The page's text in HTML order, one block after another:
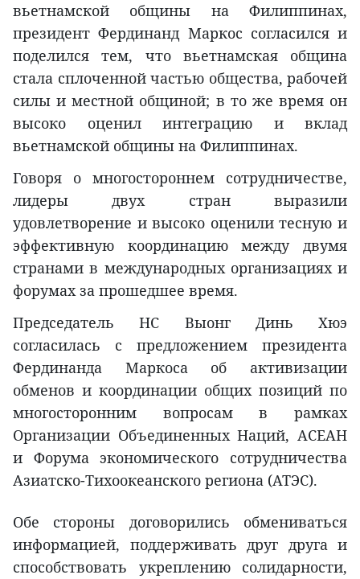
вьетнамской общины на Филиппинах,
президент Фердинанд Маркос согласился и
поделился тем, что вьетнамская община
стала сплоченной частью общества, рабочей
силы и местной общиной; в то же время он
высоко оценил интеграцию и вклад
вьетнамской общины на Филиппинах.
Говоря о многостороннем сотрудничестве,
лидеры двух стран выразили
удовлетворение и высоко оценили тесную и
эффективную координацию между двумя
странами в международных организациях и
форумах за прошедшее время.
Председатель НС Выонг Динь Хюэ
согласилась с предложением президента
Фердинанда Маркоса об активизации
обменов и координации общих позиций по
многосторонним вопросам в рамках
Организации Объединенных Наций, АСЕАН
и Форума экономического сотрудничества
Азиатско-Тихоокеанского региона (АТЭС).
Обе стороны договорились обмениваться
информацией, поддерживать друг друга и
способствовать укреплению солидарности,